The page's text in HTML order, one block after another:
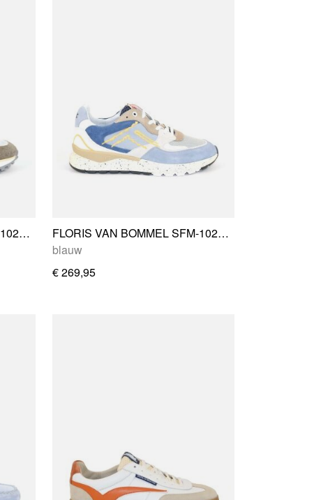
FLORIS VAN BOMMEL SFM-10238-34-02
FLORIS VAN BOMMEL SFM-10243-42-02
blauw
€ 269,95